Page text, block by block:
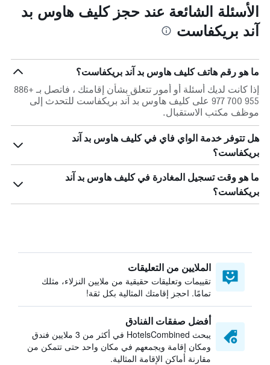
الأسئلة الشائعة عند حجز كليف هاوس بد
آند بريكفاست
ما هو رقم هاتف كليف هاوس بد آند بريكفاست؟
إذا كانت لديك أسئلة أو أمور تتعلق بشأن إقامتك ، فاتصل بـ +886
955 700 977 على كليف هاوس بد آند بريكفاست للتحدث إلى
موظف مكتب الاستقبال.
هل تتوفر خدمة الواي فاي في كليف هاوس بد آند
بريكفاست؟
ما هو وقت تسجيل المغادرة في كليف هاوس بد آند
بريكفاست؟
الملايين من التعليقات
تقييمات وتعليقات حقيقية من ملايين النزلاء، مثلك
تمامًا. احجز إقامتك المثالية بكل ثقة!
أفضل صفقات الفنادق
يبحث HotelsCombined في أكثر من 3 ملايين فندق
ومكان إقامة ويجمعهم في مكان واحد حتى تتمكن من
مقارنة أماكن الإقامة المثالية.